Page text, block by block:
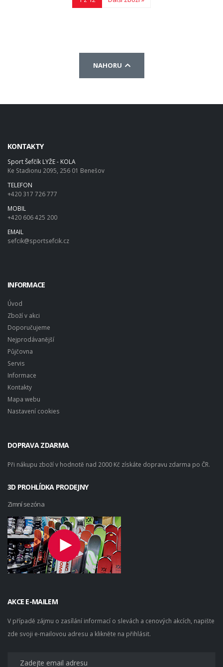
NAHORU
KONTAKTY
Sport Šefčík LYŽE - KOLA
Ke Stadionu 2095, 256 01 Benešov
TELEFON
+420 317 726 777
MOBIL
+420 606 425 200
EMAIL
sefcik@sportsefcik.cz
INFORMACE
Úvod
Zboží v akci
Doporučujeme
Nejprodávanější
Půjčovna
Servis
Informace
Kontakty
Mapa webu
Nastavení cookies
DOPRAVA ZDARMA
Při nákupu zboží v hodnotě nad 2000 Kč získáte dopravu zdarma po ČR.
3D PROHLÍDKA PRODEJNY
Zimní sezóna
AKCE E-MAILEM
V případě zájmu o zasílání informací o slevách a cenových akcích, napište
zde svoji e-mailovou adresu a klikněte na přihlásit.